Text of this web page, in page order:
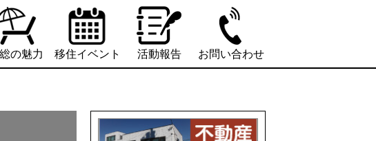
の魅力 移住イベント 活動報告 お問い合わせ